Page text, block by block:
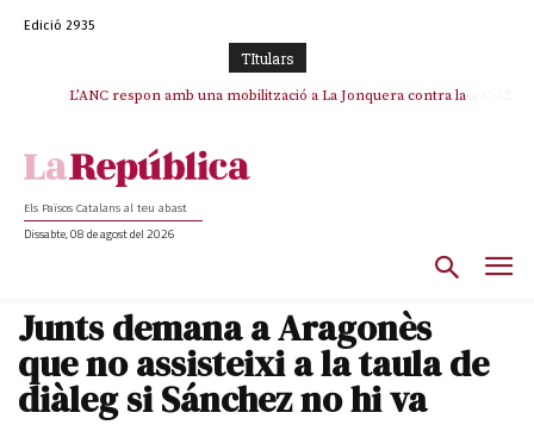
Edició 2935
TItulars
L’ANC respon amb una mobilització a La Jonquera contra la
SOS Costa Brava es planta contra la “nefasta” prolongació de la C-32 i
Els Països Catalans al teu abast
Dissabte, 08 de agost del 2026
Junts demana a Aragonès
que no assisteixi a la taula de
diàleg si Sánchez no hi va